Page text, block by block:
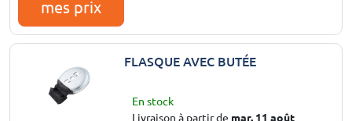
mes prix
FLASQUE AVEC BUTÉE
En stock
Livraison à partir de mar. 11 août